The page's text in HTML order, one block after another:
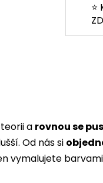
a rovnou se
Od nás si
vymalujete